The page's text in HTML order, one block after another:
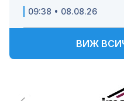
09:38 • 08.08.26
ВИЖ